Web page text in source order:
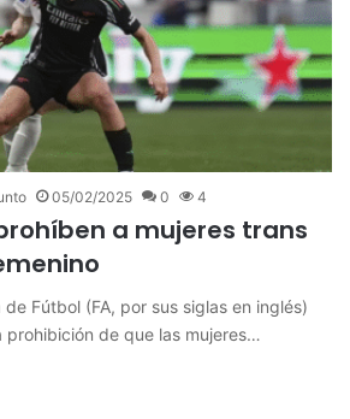
05/02/2025 0 4
a mujeres trans
Fútbol (FA, por sus siglas en inglés)
prohibición de que las mujeres…